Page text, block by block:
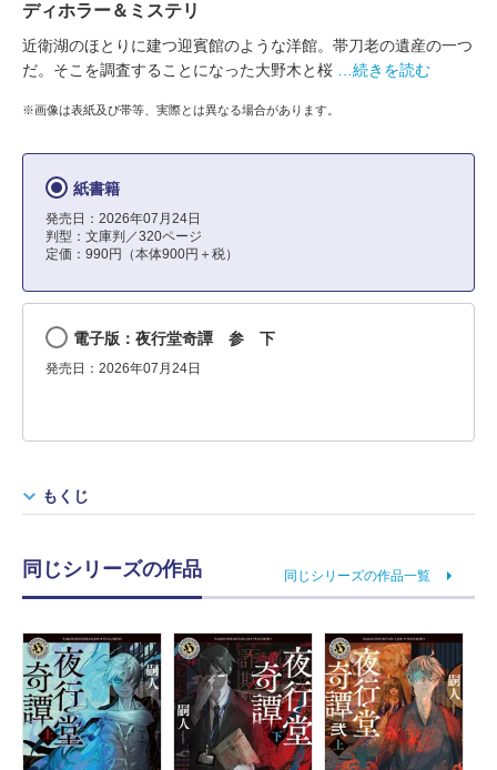
ディホラー＆ミステリ
近衛湖のほとりに建つ迎賓館のような洋館。帯刀老の遺産の一つ
だ。そこを調査することになった大野木と桜
…続きを読む
※画像は表紙及び帯等、実際とは異なる場合があります。
紙書籍
発売日：2026年07月24日
判型：文庫判／320ページ
定価：990円（本体900円＋税）
電子版：夜行堂奇譚 参 下
発売日：2026年07月24日
もくじ
同じシリーズの作品 同じシリーズの作品一覧